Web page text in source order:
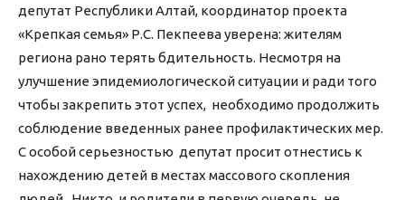
депутат Республики Алтай, координатор проекта
«Крепкая семья» Р.С. Пекпеева уверена: жителям
региона рано терять бдительность. Несмотря на
улучшение эпидемиологической ситуации и ради того
чтобы закрепить этот успех, необходимо продолжить
соблюдение введенных ранее профилактических мер.
С особой серьезностью депутат просит отнестись к
нахождению детей в местах массового скопления